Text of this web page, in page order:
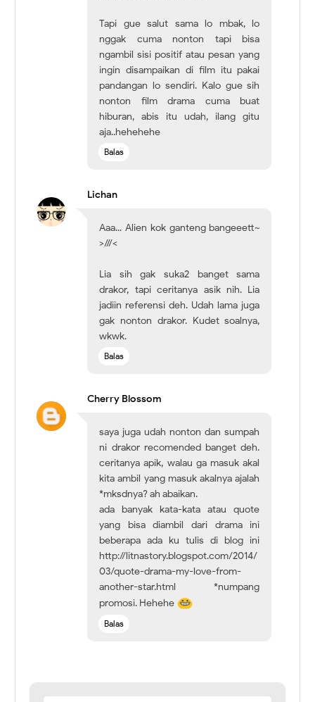
Tapi gue salut sama lo mbak, lo
nggak cuma nonton tapi bisa
ngambil sisi positif atau pesan yang
ingin disampaikan di film itu pakai
pandangan lo sendiri. Kalo gue sih
nonton film drama cuma buat
hiburan, abis itu udah, ilang gitu
aja..hehehehe
Balas
Lichan
Aaa... Alien kok ganteng bangeeett~
>///<
Lia sih gak suka2 banget sama
drakor, tapi ceritanya asik nih. Lia
jadiin referensi deh. Udah lama juga
gak nonton drakor. Kudet soalnya,
wkwk.
Balas
Cherry Blossom
saya juga udah nonton dan sumpah
ni drakor recomended banget deh.
ceritanya apik, walau ga masuk akal
kita ambil yang masuk akalnya ajalah
*mksdnya? ah abaikan.
ada banyak kata-kata atau quote
yang bisa diambil dari drama ini
beberapa ada ku tulis di blog ini
http://litnastory.blogspot.com/2014/
03/quote-drama-my-love-from-
another-star.html *numpang
promosi. Hehehe
Balas